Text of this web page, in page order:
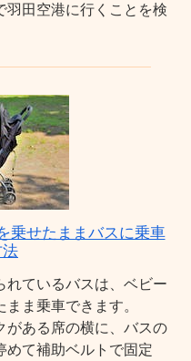
羽田空港に行くことを検
乗せたままバスに乗車
れているバスは、ベビー
ま乗車できます。
がある席の横に、バスの
めて補助ベルトで固定